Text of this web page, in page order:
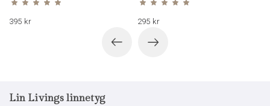
395 kr 295 kr
Lin Livings linnetyg